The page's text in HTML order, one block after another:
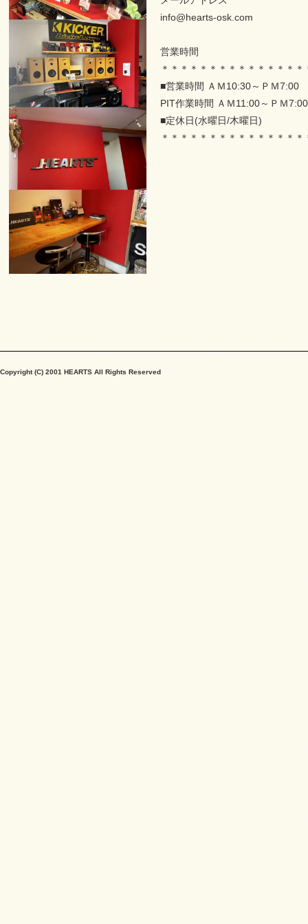
info@hearts-osk.com
営業時間
＊＊＊＊＊＊＊＊＊＊＊＊＊＊＊
■営業時間 ＡＭ10:30～ＰＭ7:00
PIT作業時間 ＡＭ11:00～ＰＭ7:00
■定休日(水曜日/木曜日)
＊＊＊＊＊＊＊＊＊＊＊＊＊＊＊
Copyright (C) 2001 HEARTS All Rights Reserved